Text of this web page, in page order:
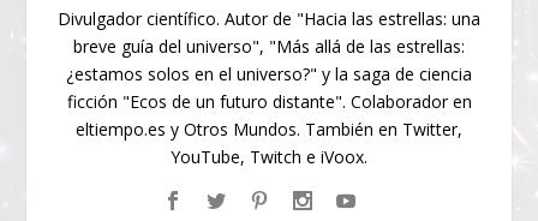
Divulgador científico. Autor de "Hacia las estrellas: una
breve guía del universo", "Más allá de las estrellas:
¿estamos solos en el universo?" y la saga de ciencia
ficción "Ecos de un futuro distante". Colaborador en
eltiempo.es y Otros Mundos. También en Twitter,
YouTube, Twitch e iVoox.